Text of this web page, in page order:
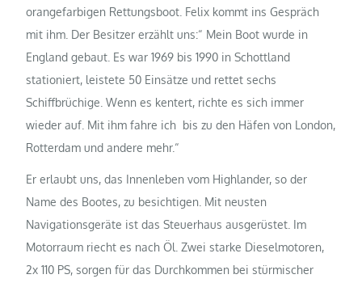
orangefarbigen Rettungsboot. Felix kommt ins Gespräch
mit ihm. Der Besitzer erzählt uns:“ Mein Boot wurde in
England gebaut. Es war 1969 bis 1990 in Schottland
stationiert, leistete 50 Einsätze und rettet sechs
Schiffbrüchige. Wenn es kentert, richte es sich immer
wieder auf. Mit ihm fahre ich bis zu den Häfen von London,
Rotterdam und andere mehr.“
Er erlaubt uns, das Innenleben vom Highlander, so der
Name des Bootes, zu besichtigen. Mit neusten
Navigationsgeräte ist das Steuerhaus ausgerüstet. Im
Motorraum riecht es nach Öl. Zwei starke Dieselmotoren,
2x 110 PS, sorgen für das Durchkommen bei stürmischer